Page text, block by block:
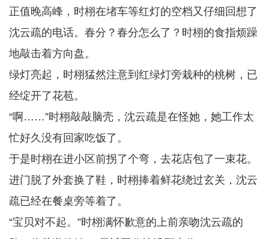
正值晚高峰，时栩在堵车等红灯的空档又仔细回想了
沈云疏的电话。春分？春分怎么了？时栩的食指烦躁
地敲击着方向盘。
绿灯亮起，时栩猛然注意到红绿灯旁栽种的桃树，已
经绽开了花苞。
“啊……”时栩敲敲脑壳，沈云疏是在怪她，她工作太
忙好久没有回家吃饭了。
于是时栩在进小区前拐了个弯，去花店包了一束花。
进门脱了外套换了鞋，时栩捧着鲜花绕过玄关，沈云
疏已经在餐桌旁等着了。
“宝贝对不起。”时栩满怀歉意的上前亲吻沈云疏的